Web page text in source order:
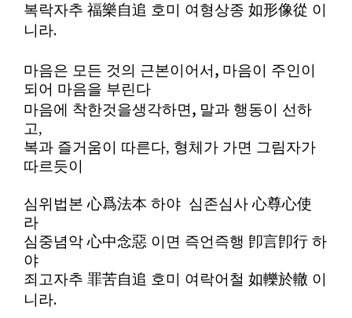
복락자추 福樂自追 호미 여형상종 如形像從 이
니라.
마음은 모든 것의 근본이어서 , 마음이 주인이
되어 마음을 부린다
마음에 착한것을생각하면 , 말과 행동이 선하
고,
복과 즐거움이 따른다, 형체가 가면 그림자가
따르듯이
심위법본心爲法本 하야 심존심사心尊心使
라
심중념악心中念惡 이면 즉언즉행 卽言卽行 하
야
죄고자추 罪苦自追 호미 여락어철 如轢於轍 이
니라.